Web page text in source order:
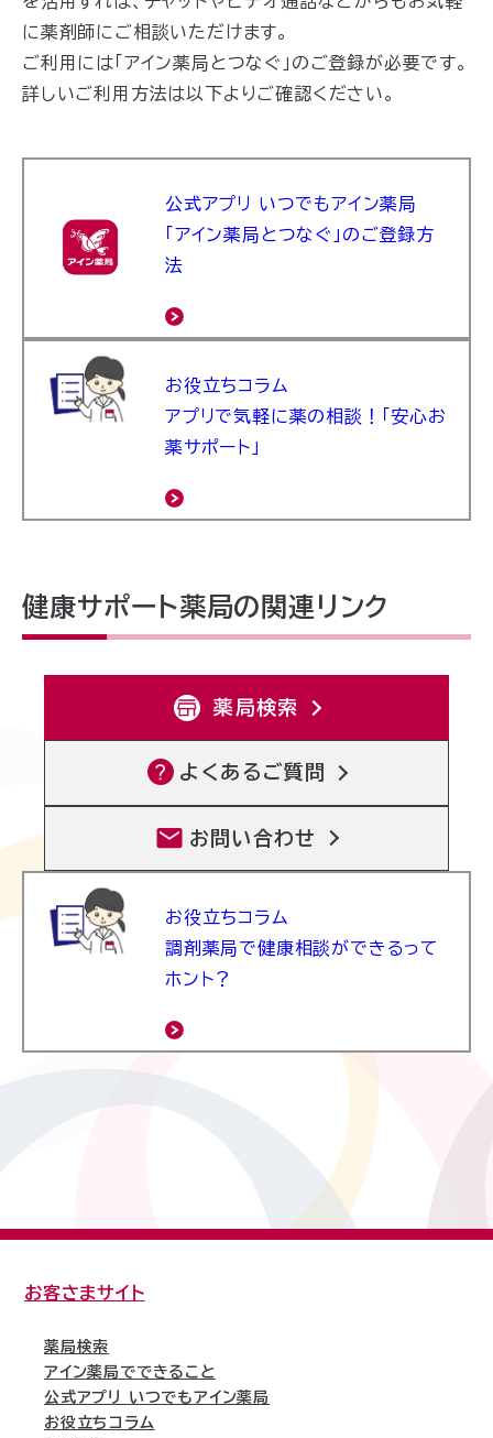
に薬剤師にご相談いただけます。
ご利用には「アイン薬局とつなぐ」のご登録が必要です。
詳しいご利用方法は以下よりご確認ください。
公式アプリ いつでもアイン薬局
「アイン薬局とつなぐ」のご登録方
法
お役立ちコラム
アプリで気軽に薬の相談！「安心お
薬サポート」
健康サポート薬局の関連リンク
薬局検索
よくあるご質問
お問い合わせ
お役立ちコラム
調剤薬局で健康相談ができるって
ホント？
お客さまサイト
薬局検索
アイン薬局でできること
公式アプリ いつでもアイン薬局
お役立ちコラム